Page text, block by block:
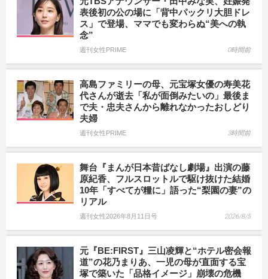
表後初の公の場に「背中パックリ大胆ドレ
ス」で登場、ママでも変わらぬ“美への執
念”
週刊女性PRIME 0時間前
高島ファミリーの母、元宝塚女優の寿美花
代さんが逝去「私が面倒みたいの」最後ま
で夫・忠夫さんから離れなかったおしどり
夫婦
週刊女性PRIME 3時間前
舞台『まんが日本昔ばなし劇場』出演の藤
原紀香、フルスロットルで駆け抜けた結婚
10年「すべてが糧に」語った“梨園の妻”の
リアル
週刊女性2026年8月11日号 2026/8/5
元『BE:FIRST』三山凌輝と“ホテル密会報
道”の花乃まりあ、一児の母が直面する宝
塚で築いた「品格イメージ」崩壊の危機